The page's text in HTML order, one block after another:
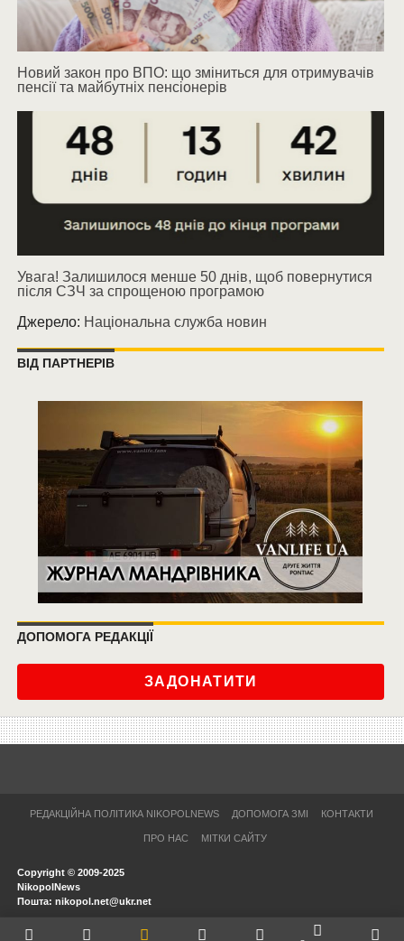
Новий закон про ВПО: що зміниться для отримувачів
пенсії та майбутніх пенсіонерів
Увага! Залишилося менше 50 днів, щоб повернутися
після СЗЧ за спрощеною програмою
Джерело: Національна служба новин
ВІД ПАРТНЕРІВ
ДОПОМОГА РЕДАКЦІЇ
ЗАДОНАТИТИ
РЕДАКЦІЙНА ПОЛІТИКА NIKOPOLNEWS ДОПОМОГА ЗМІ КОНТАКТИ
ПРО НАС МІТКИ САЙТУ
Copyright © 2009-2025
NikopolNews
Пошта: nikopol.net@ukr.net